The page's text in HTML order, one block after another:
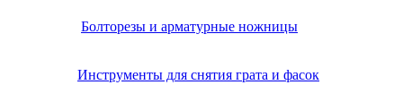
Болторезы и арматурные ножницы
Инструменты для снятия грата и фасок